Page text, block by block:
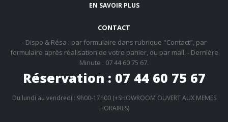
EN SAVOIR PLUS
CONTACT
- Dispo & Résa : par formulaire dans rubrique "Contact", par
formulaire après réalisation de votre panier, ou par mail. - Dernière
Minute : 07 44 60 75 67.
Réservation : 07 44 60 75 67
Du lundi au vendredi : 9h00-17h00 (+SHOWROOM OUVERT AUX MEMES
HORAIRES)